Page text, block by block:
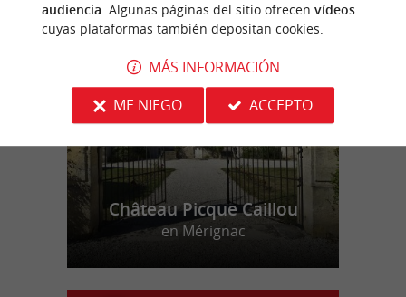
n
u
e
s
t
r
o
f
a
v
o
r
i
t
o
Château Picque Caillou
en Mérignac
audiencia. Algunas páginas del sitio ofrecen vídeos
cuyas plataformas también depositan cookies.
MÁS INFORMACIÓN
ME NIEGO
ACCEPTO